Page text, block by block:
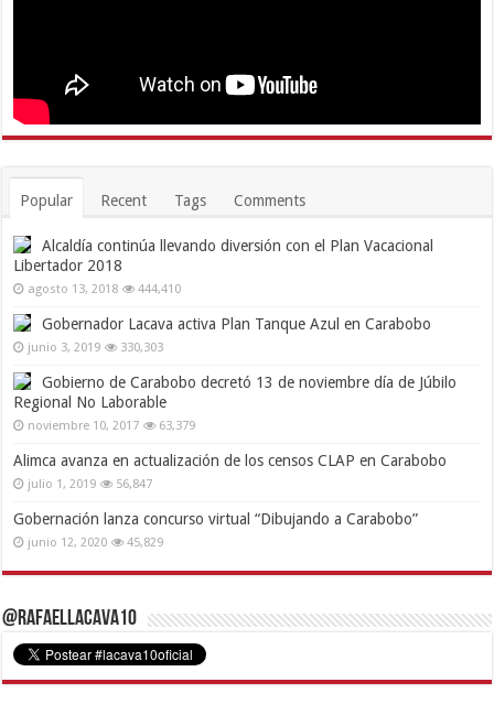
Popular Recent Tags Comments
Alcaldía continúa llevando diversión con el Plan Vacacional
Libertador 2018
agosto 13, 2018 444,410
Gobernador Lacava activa Plan Tanque Azul en Carabobo
junio 3, 2019 330,303
Gobierno de Carabobo decretó 13 de noviembre día de Júbilo
Regional No Laborable
noviembre 10, 2017 63,379
Alimca avanza en actualización de los censos CLAP en Carabobo
julio 1, 2019 56,847
Gobernación lanza concurso virtual “Dibujando a Carabobo”
junio 12, 2020 45,829
@RafaelLacava10